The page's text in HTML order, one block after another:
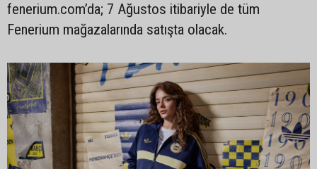
fenerium.com’da; 7 Ağustos itibariyle de tüm
Fenerium mağazalarında satışta olacak.